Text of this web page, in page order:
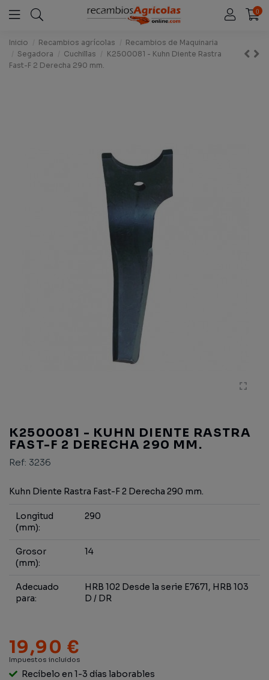
0
Inicio Recambios agrícolas
Recambios de Maquinaria
Segadora
Cuchillas
K2500081 - Kuhn Diente Rastra
Fast-F 2 Derecha 290 mm.
K2500081 - KUHN DIENTE RASTRA
FAST-F 2 DERECHA 290 MM.
Ref: 3236
Kuhn Diente Rastra Fast-F 2 Derecha 290 mm.
Longitud
(mm):
290
Grosor
(mm):
14
Adecuado
para:
HRB 102 Desde la serie E7671, HRB 103
D / DR
19,90 €
Impuestos incluidos
Recíbelo en 1-3 días laborables